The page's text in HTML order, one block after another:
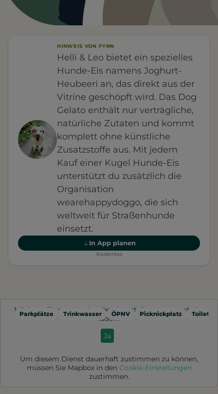
HINWEIS VON FYNN
Helli & Leo bietet ein spezielles
Hunde-Eis namens Joghurt-
Heubeeri an, das direkt aus der
Vitrine geschöpft wird. Das Dog
Gelato enthält nur verträgliche,
natürliche Zutaten und kommt
komplett ohne künstliche
Zusatzstoffe aus. Mit jedem
Kauf einer Kugel Hunde-Eis
unterstützt du zusätzlich die
Organisation
wearehappydoggo, die sich
weltweit für Straßenhunde
einsetzt.
In App planen
Kostenlos
Parkplätze Trinkwasser ÖPNV Picknickplatz
Möchten Sie von Mapbox
bereitgestellte externe Inhalte
laden?
Ja
Um diesem Dienst dauerhaft zustimmen zu können,
müssen Sie Mapboxin den Cookie-Einstellungen
zustimmen.